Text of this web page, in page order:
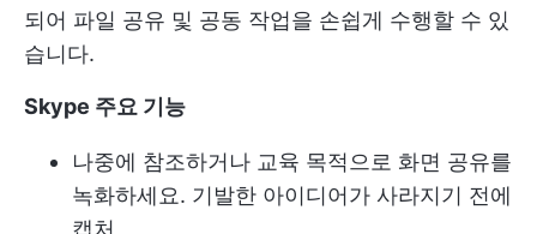
되어 파일 공유 및 공동 작업을 손쉽게 수행할 수 있
습니다.
Skype 주요 기능
나중에 참조하거나 교육 목적으로 화면 공유를
녹화하세요. 기발한 아이디어가 사라지기 전에
캡처